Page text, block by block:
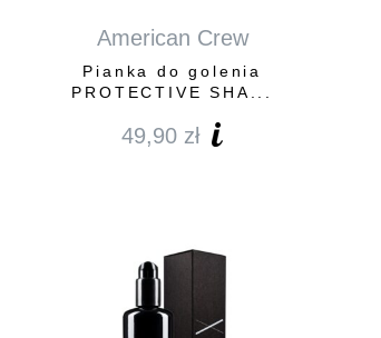
American Crew
Pianka do golenia
PROTECTIVE SHA...
49,90 zł